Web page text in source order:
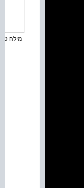
מילה